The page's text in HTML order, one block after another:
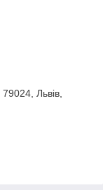
Львів,